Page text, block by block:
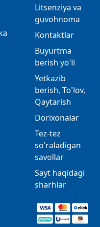
Litsenziya va
guvohnoma
Kontaktlar
Buyurtma
berish yo'li
Yetkazib
berish, To'lov,
Qaytarish
Dorixonalar
Tez-tez
so'raladigan
savollar
Sayt haqidagi
sharhlar